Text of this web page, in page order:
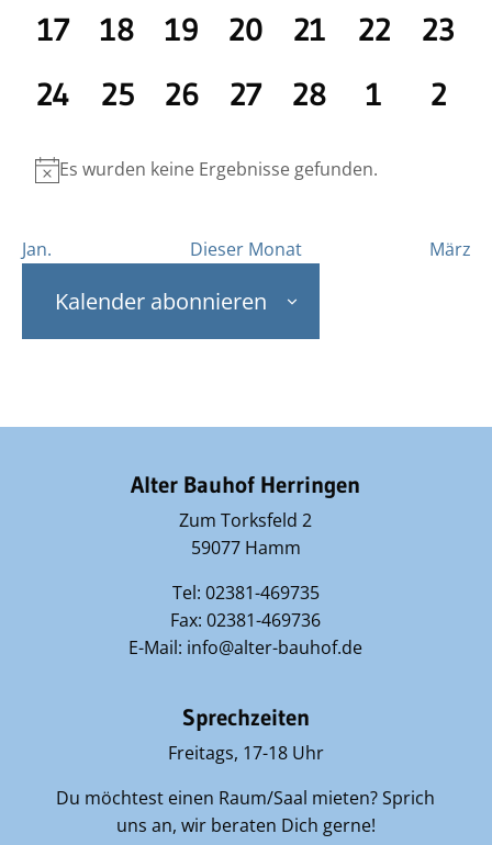
0
17 0
18 0
19 0
20 0
21 0
22 0
23
0
24 0
25 0
26 0
27 0
28 0
1 0
2
Es wurden keine Ergebnisse gefunden.
Jan. Dieser Monat März
Kalender abonnieren
Alter Bauhof Herringen
Zum Torksfeld 2
59077 Hamm
Tel: 02381-469735
Fax: 02381-469736
E-Mail: info@alter-bauhof.de
Sprechzeiten
Freitags, 17-18 Uhr
Du möchtest einen Raum/Saal mieten? Sprich
uns an, wir beraten Dich gerne!